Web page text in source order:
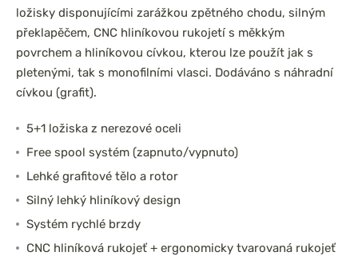
ložisky disponujícími zarážkou zpětného chodu, silným
překlapěčem, CNC hliníkovou rukojetí s měkkým
povrchem a hliníkovou cívkou, kterou lze použít jak s
pletenými, tak s monofilními vlasci. Dodáváno s náhradní
cívkou (grafit).
5+1 ložiska z nerezové oceli
Free spool systém (zapnuto/vypnuto)
Lehké grafitové tělo a rotor
Silný lehký hliníkový design
Systém rychlé brzdy
CNC hliníková rukojeť + ergonomicky tvarovaná rukojeť